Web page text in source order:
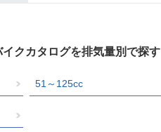
クカタログを排気量別で探す
51～125cc